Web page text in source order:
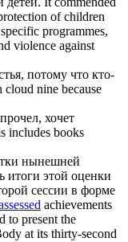
of children
programmes,
violence against
потому что кто-
nine because
хочет
includes books
нынешней
итоги этой оценки
сессии в форме
achievements
to present the
at its thirty-second